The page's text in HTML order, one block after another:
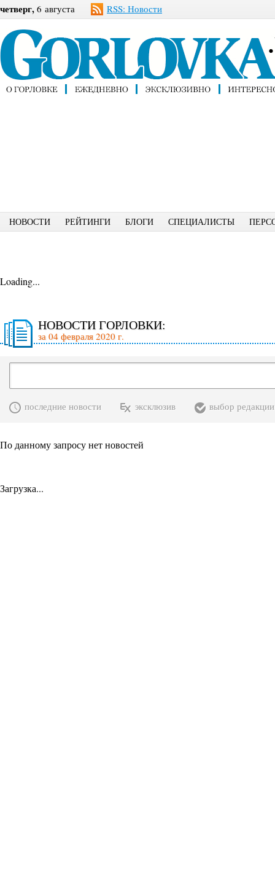
четверг, 6 августа RSS: Новости
НОВОСТИ РЕЙТИНГИ БЛОГИ СПЕЦИАЛИСТЫ
Loading...
НОВОСТИ ГОРЛОВКИ:
за 04 февраля 2020 г.
последние новости эксклюзив выбор редакции
По данному запросу нет новостей
Загрузка...